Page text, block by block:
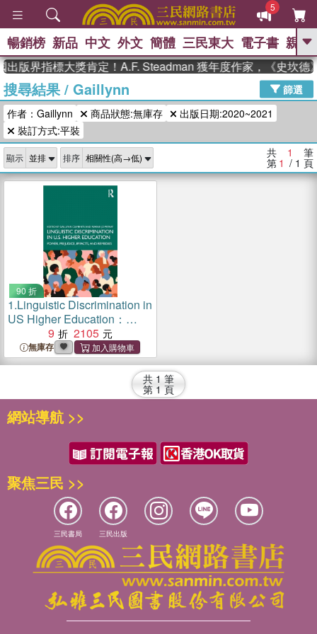
5
GO
高希均教授回憶錄
、 The Odyssey 、 父親節 、 如果歷
史是一群喵 、 暑期推薦 、 國際布克
登輝時代 、 數學女孩：黎曼猜想 、
偉大的迷走神經
暢銷榜 新品 中文 外文 簡體 三民東大 電子書 親子
版界指標大獎肯定！A.F. Steadman 獲年度作家，《史坎德
搜尋結果/ Gaillynn
篩選
作者：Gaillynn
商品狀態:無庫存
出版日期:2020~2021
裝訂方式:平裝
顯示 排序 共 1 筆
第 1 / 1 頁
90 折
1.Linguistic Discrimination in
US Higher Education：
Power, Prejudice, Impacts,
and Remedies
9 2105
無庫存
共 1 筆
第 1 頁
網站導航 >>
聚焦三民 >>
三民書局 三民出版